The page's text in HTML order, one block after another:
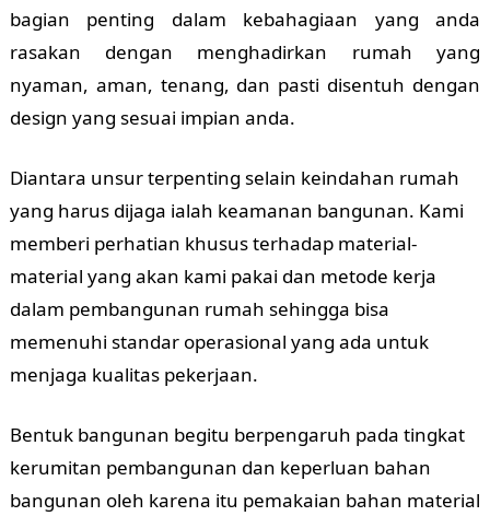
bagian penting dalam kebahagiaan yang anda
rasakan dengan menghadirkan rumah yang
nyaman, aman, tenang, dan pasti disentuh dengan
design yang sesuai impian anda.
Diantara unsur terpenting selain keindahan rumah
yang harus dijaga ialah keamanan bangunan. Kami
memberi perhatian khusus terhadap material-
material yang akan kami pakai dan metode kerja
dalam pembangunan rumah sehingga bisa
memenuhi standar operasional yang ada untuk
menjaga kualitas pekerjaan.
Bentuk bangunan begitu berpengaruh pada tingkat
kerumitan pembangunan dan keperluan bahan
bangunan oleh karena itu pemakaian bahan material